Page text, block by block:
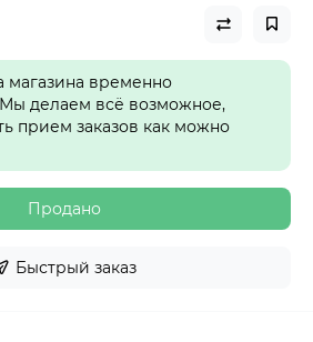
магазина временно
делаем всё возможное,
прием заказов как можно
Продано
Быстрый заказ